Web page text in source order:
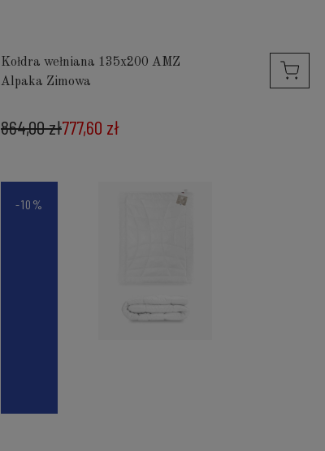
Kołdra wełniana 135x200 AMZ
Alpaka Zimowa
777,60 zł
864,00 zł
-10%